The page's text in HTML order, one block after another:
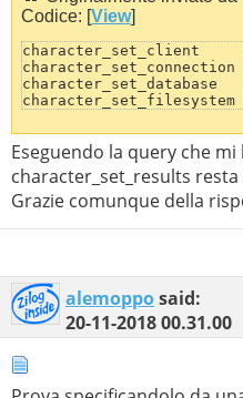
Codice: [View]
character_set_client
character_set_database
character_set_server
character_set_system
character_sets_dir
Eseguendo la query che
character_set_results
Grazie comunque della
alemopposaid:
20-11-201800.31.00